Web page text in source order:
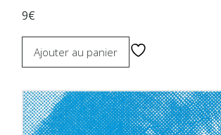
9€
Ajouter au panier